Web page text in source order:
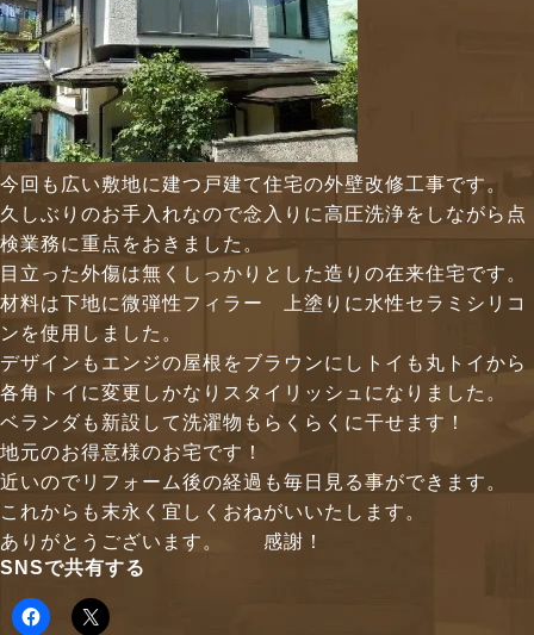
今回も広い敷地に建つ戸建て住宅の外壁改修工事です。
久しぶりのお手入れなので念入りに高圧洗浄をしながら点
検業務に重点をおきました。
目立った外傷は無くしっかりとした造りの在来住宅です。
材料は下地に微弾性フィラー 上塗りに水性セラミシリコ
ンを使用しました。
デザインもエンジの屋根をブラウンにしトイも丸トイから
各角トイに変更しかなりスタイリッシュになりました。
ベランダも新設して洗濯物もらくらくに干せます！
地元のお得意様のお宅です！
近いのでリフォーム後の経過も毎日見る事ができます。
これからも末永く宜しくおねがいいたします。
ありがとうございます。 感謝！
SNSで共有する